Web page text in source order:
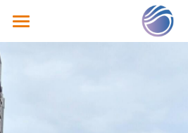
關於鴻智